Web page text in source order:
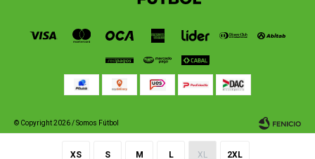
XS S M L XL 2XL
© Copyright 2026 / Somos Fútbol